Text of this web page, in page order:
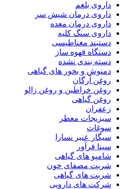
داروی بلغم
داروی درمان شپش سر
داروی درمان معده
داروی سنگ کلیه
دستبند مغناطیسی
دستگاه قهوه ساز
دسته بندی نشده
دمنوش و بخور های گیاهی
روغن آرگان
روغن خراطین و روغن زالو
روغن گیاهی
زعفران
سبزیجات معطر
سوغات
سیگار عنبر نسارا
سینا فرآور
شامپو های گیاهی
شربت مصفای خون
شربت های گیاهی
شرکت های دارویی